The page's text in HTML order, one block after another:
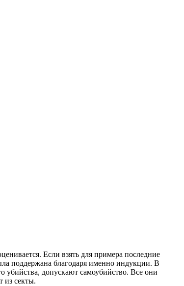
Если взять для примера последние
поддержана благодаря именно индукции. В
убийства, допускают самоубийство. Все они
из секты.